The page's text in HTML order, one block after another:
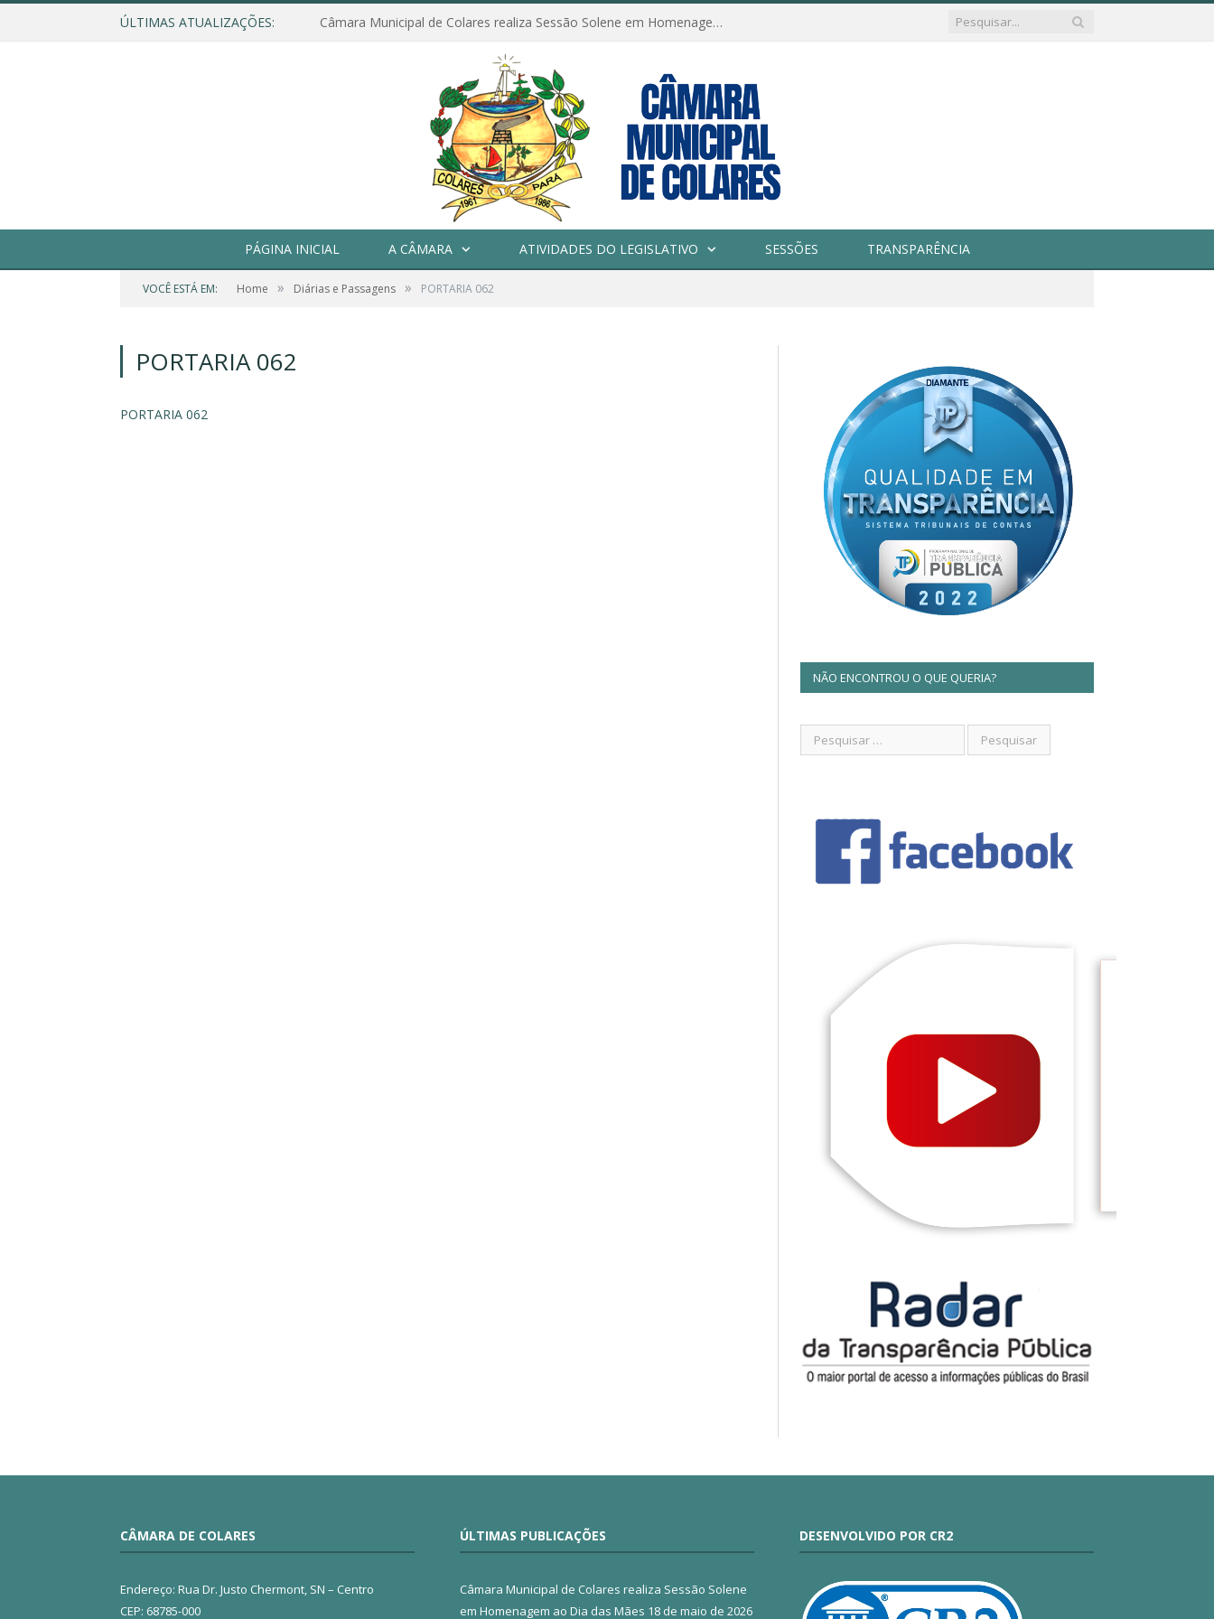
ÚLTIMAS ATUALIZAÇÕES: Câmara Municipal de Colares realiza Sessão Solene em Homenagem ao Dia das Mães
PÁGINA INICIAL A CÂMARA ATIVIDADES DO LEGISLATIVO SESSÕES TRANSPARÊNCIA
VOCÊ ESTÁ EM: Home » Diárias e Passagens » PORTARIA 062
PORTARIA 062
PORTARIA 062
NÃO ENCONTROU O QUE QUERIA?
CÂMARA DE COLARES
Endereço: Rua Dr. Justo Chermont, SN – Centro
CEP: 68785-000
ÚLTIMAS PUBLICAÇÕES
Câmara Municipal de Colares realiza Sessão Solene
em Homenagem ao Dia das Mães 18 de maio de 2026
DESENVOLVIDO POR CR2